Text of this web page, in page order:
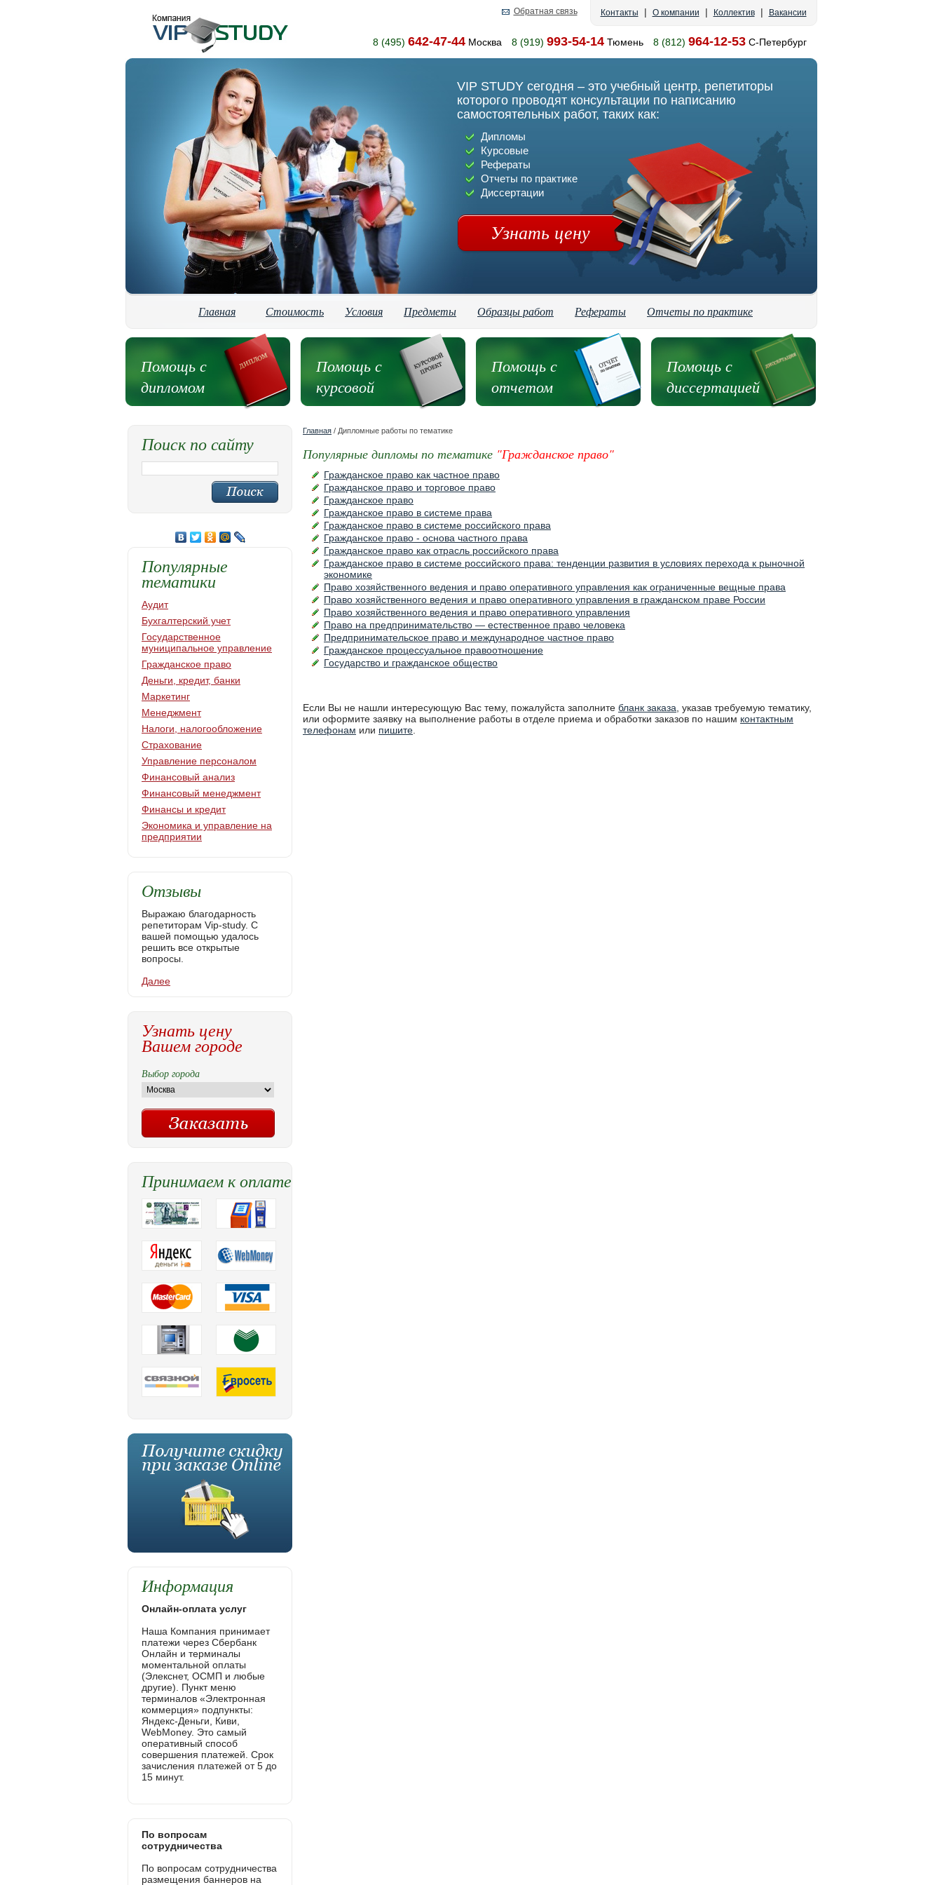
Контакты | О компании | Коллектив| Вакансии
Обратная связь
8 (495) 642-47-44Москва 8 (919) 993-54-14Тюмень 8 (812) 964-12-53С-Петербург
VIP STUDY сегодня – это учебный центр, репетиторы
которого проводят консультации по написанию
самостоятельных работ, таких как:
Дипломы
Курсовые
Рефераты
Отчеты по практике
Диссертации
Узнать цену
Главная Стоимость Условия Предметы Образцы работ Рефераты Отчеты по практике
Помощь с
дипломом
Помощь с
курсовой
Помощь с
отчетом
Помощь с
диссертацией
Главная / Дипломные работы по тематике
Популярные дипломы по тематике "Гражданское право"
Гражданское право как частное право
Гражданское право и торговое право
Гражданское право
Гражданское право в системе права
Гражданское право в системе российского права
Гражданское право - основа частного права
Гражданское право как отрасль российского права
Гражданское право в системе российского права: тенденции развития в условиях перехода к рыночной
экономике
Право хозяйственного ведения и право оперативного управления как ограниченные вещные права
Право хозяйственного ведения и право оперативного управления в гражданском праве России
Право хозяйственного ведения и право оперативного управления
Право на предпринимательство — естественное право человека
Предпринимательское право и международное частное право
Гражданское процессуальное правоотношение
Государство и гражданское общество
Если Вы не нашли интересующую Вас тему, пожалуйста заполните бланк заказа , указав требуемую тематику,
или оформите заявку на выполнение работы в отделе приема и обработки заказов по нашим контактным
телефонам или пишите
Поиск по сайту
Популярные
тематики
Аудит
Бухгалтерский учет
Государственное
муниципальное управление
Гражданское право
Деньги, кредит, банки
Маркетинг
Менеджмент
Налоги, налогообложение
Страхование
Управление персоналом
Финансовый анализ
Финансовый менеджмент
Финансы и кредит
Экономика и управление на
предприятии
Отзывы
Выражаю благодарность
репетиторам Vip-study. С
вашей помощью удалось
решить все открытые
вопросы.
Далее
Узнать цену
Вашем городе
Выбор города
Принимаем к оплате
Информация
Онлайн-оплата услуг
Наша Компания принимает
платежи через Сбербанк
Онлайн и терминалы
моментальной оплаты
(Элекснет, ОСМП и любые
другие). Пункт меню
терминалов «Электронная
коммерция» подпункты:
Яндекс-Деньги, Киви,
WebMoney. Это самый
оперативный способ
совершения платежей. Срок
зачисления платежей от 5 до
15 минут.
По вопросам
сотрудничества
По вопросам сотрудничества
размещения баннеров на